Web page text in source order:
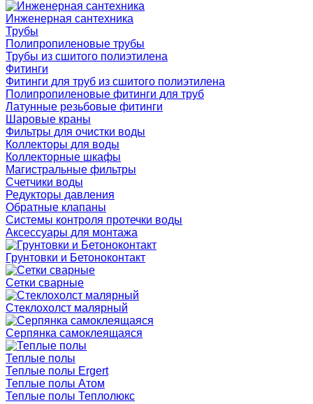
Инженерная сантехника
Трубы
Полипропиленовые трубы
Трубы из сшитого полиэтилена
Фитинги
Фитинги для труб из сшитого полиэтилена
Полипропиленовые фитинги для труб
Латунные резьбовые фитинги
Шаровые краны
Фильтры для очистки воды
Коллекторы для воды
Коллекторные шкафы
Магистральные фильтры
Счетчики воды
Редукторы давления
Обратные клапаны
Системы контроля протечки воды
Аксессуары для монтажа
Грунтовки и Бетоноконтакт
Сетки сварные
Cтеклохолст малярный
Серпянка самоклеящаяся
Теплые полы
Теплые полы Ergert
Теплые полы Атом
Теплые полы Теплолюкс